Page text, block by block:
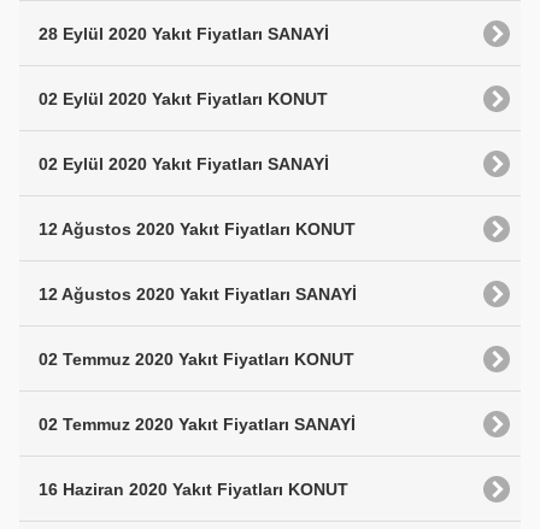
28 Eylül 2020 Yakıt Fiyatları SANAYİ
02 Eylül 2020 Yakıt Fiyatları KONUT
02 Eylül 2020 Yakıt Fiyatları SANAYİ
12 Ağustos 2020 Yakıt Fiyatları KONUT
12 Ağustos 2020 Yakıt Fiyatları SANAYİ
02 Temmuz 2020 Yakıt Fiyatları KONUT
02 Temmuz 2020 Yakıt Fiyatları SANAYİ
16 Haziran 2020 Yakıt Fiyatları KONUT